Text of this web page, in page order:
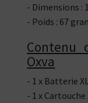
- Dimensions :
- Poids : 67
Contenu
Oxva
- 1 x Batterie
- 1 x Cartouche